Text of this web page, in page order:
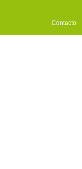
Contacto